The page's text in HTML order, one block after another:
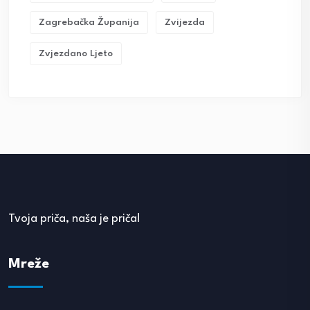
Zagrebačka Županija Zvijezda
Zvjezdano Ljeto
Tvoja priča, naša je priča!
Mreže